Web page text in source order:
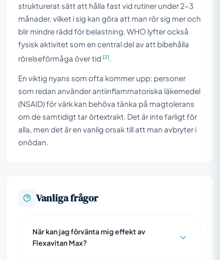
strukturerat sätt att hålla fast vid rutiner under 2–3
månader, vilket i sig kan göra att man rör sig mer och
blir mindre rädd för belastning. WHO lyfter också
fysisk aktivitet som en central del av att bibehålla
rörelseförmåga över tid [2]
En viktig nyans som ofta kommer upp: personer
som redan använder antiinflammatoriska läkemedel
(NSAID) för värk kan behöva tänka på magtolerans
om de samtidigt tar örtextrakt. Det är inte farligt för
alla, men det är en vanlig orsak till att man avbryter i
onödan.
Vanliga frågor
När kan jag förvänta mig effekt av
Flexavitan Max?